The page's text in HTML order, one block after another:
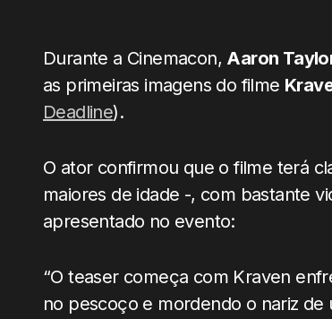
Durante a Cinemacon, Aaron
as primeiras imagens do filme
Deadline).
O ator confirmou que o filme terá
maiores de idade -, com bastante
apresentado no evento:
“O teaser começa com Kraven
no pescoço e mordendo o nariz de